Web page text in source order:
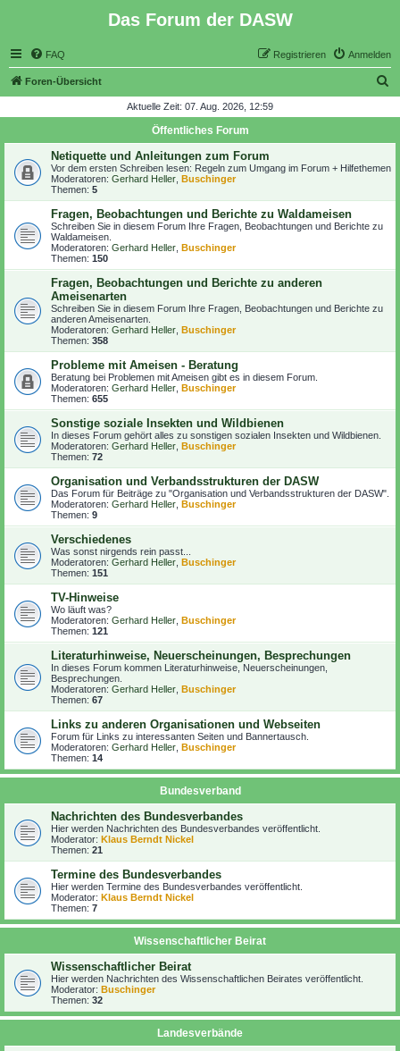
Das Forum der DASW
FAQ Anmelden
Registrieren
Foren-Übersicht
h
e
Aktuelle Zeit: 07. Aug. 2026, 12:59
Öffentliches Forum
Netiquette und Anleitungen zum Forum
Vor dem ersten Schreiben lesen: Regeln zum Umgang im Forum + Hilfethemen
Moderatoren: Gerhard Heller Buschinger
Themen: 5
Fragen, Beobachtungen und Berichte zu Waldameisen
Schreiben Sie in diesem Forum Ihre Fragen, Beobachtungen und Berichte zu
Waldameisen.
Moderatoren: Gerhard Heller Buschinger
Themen: 150
Fragen, Beobachtungen und Berichte zu anderen
Ameisenarten
Schreiben Sie in diesem Forum Ihre Fragen, Beobachtungen und Berichte zu
anderen Ameisenarten.
Moderatoren: Gerhard Heller Buschinger
Themen: 358
Probleme mit Ameisen - Beratung
Beratung bei Problemen mit Ameisen gibt es in diesem Forum.
Moderatoren: Gerhard Heller Buschinger
Themen: 655
Sonstige soziale Insekten und Wildbienen
In dieses Forum gehört alles zu sonstigen sozialen Insekten und Wildbienen.
Moderatoren: Gerhard Heller Buschinger
Themen: 72
Organisation und Verbandsstrukturen der DASW
Das Forum für Beiträge zu "Organisation und Verbandsstrukturen der DASW".
Moderatoren: Gerhard Heller Buschinger
Themen: 9
Verschiedenes
Was sonst nirgends rein passt...
Moderatoren: Gerhard Heller Buschinger
Themen: 151
TV-Hinweise
Wo läuft was?
Moderatoren: Gerhard Heller Buschinger
Themen: 121
Literaturhinweise, Neuerscheinungen, Besprechungen
In dieses Forum kommen Literaturhinweise, Neuerscheinungen,
Besprechungen.
Moderatoren: Gerhard Heller Buschinger
Themen: 67
Links zu anderen Organisationen und Webseiten
Forum für Links zu interessanten Seiten und Bannertausch.
Moderatoren: Gerhard Heller Buschinger
Themen: 14
Bundesverband
Nachrichten des Bundesverbandes
Hier werden Nachrichten des Bundesverbandes veröffentlicht.
Moderator: Klaus Berndt Nickel
Themen: 21
Termine des Bundesverbandes
Hier werden Termine des Bundesverbandes veröffentlicht.
Moderator: Klaus Berndt Nickel
Themen: 7
Wissenschaftlicher Beirat
Wissenschaftlicher Beirat
Hier werden Nachrichten des Wissenschaftlichen Beirates veröffentlicht.
Moderator: Buschinger
Themen: 32
Landesverbände